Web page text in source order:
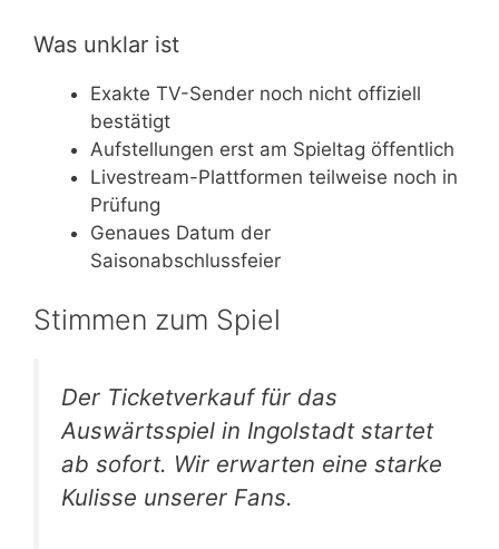
Was unklar ist
Exakte TV-Sender noch nicht offiziell
bestätigt
Aufstellungen erst am Spieltag öffentlich
Livestream-Plattformen teilweise noch in
Prüfung
Genaues Datum der
Saisonabschlussfeier
Stimmen zum Spiel
Der Ticketverkauf für das
Auswärtsspiel in Ingolstadt startet
ab sofort. Wir erwarten eine starke
Kulisse unserer Fans.